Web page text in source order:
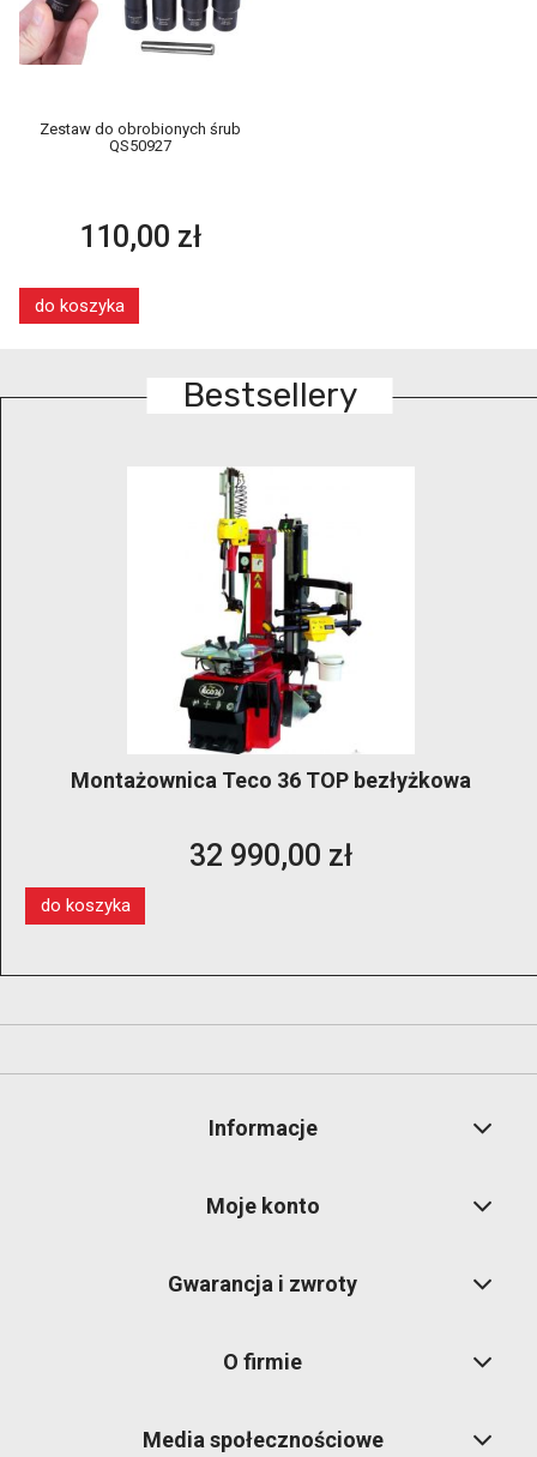
Zestaw do obrobionych śrub
QS50927
110,00 zł
do koszyka
Bestsellery
Montażownica Teco 36 TOP bezłyżkowa
32 990,00 zł
do koszyka
Informacje
Moje konto
Gwarancja i zwroty
O firmie
Media społecznościowe